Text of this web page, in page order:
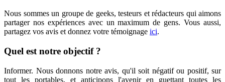
Nous sommes un groupe de geeks, testeurs et rédacteurs qui aimons
partager nos expériences avec un maximum de gens. Vous aussi,
partagez vos avis et donnez votre témoignage ici.
Quel est notre objectif ?
Informer. Nous donnons notre avis, qu'il soit négatif ou positif, sur
tout les portables, et anticipons l'avenir en guettant toutes les